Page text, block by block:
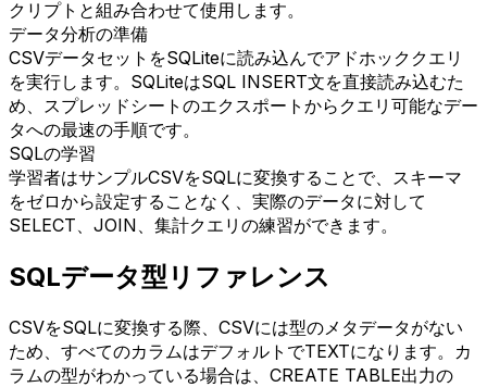
クリプトと組み合わせて使用します。
データ分析の準備
CSVデータセットをSQLiteに読み込んでアドホッククエリ
を実行します。SQLiteはSQL INSERT文を直接読み込むた
め、スプレッドシートのエクスポートからクエリ可能なデー
タへの最速の手順です。
SQLの学習
学習者はサンプルCSVをSQLに変換することで、スキーマ
をゼロから設定することなく、実際のデータに対して
SELECT、JOIN、集計クエリの練習ができます。
SQLデータ型リファレンス
CSVをSQLに変換する際、CSVには型のメタデータがない
ため、すべてのカラムはデフォルトでTEXTになります。カ
ラムの型がわかっている場合は、CREATE TABLE出力の